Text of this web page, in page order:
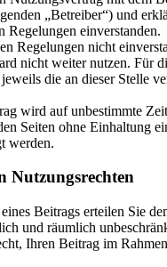
„Betreiber“) und
Regelungen einverstanden.
Regelungen nicht
nicht weiter nutzen. Für
die an dieser Stelle
wird auf unbestimmte
Seiten ohne Einhaltung
werden.
Nutzungsrechten
Beitrags erteilen Sie
und räumlich
Ihren Beitrag im